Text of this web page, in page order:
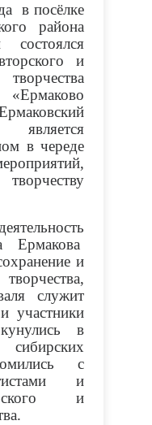
в посёлке
района
состоялся
и
в череде
Ермакова
и
служит
участники
в
с
и
и